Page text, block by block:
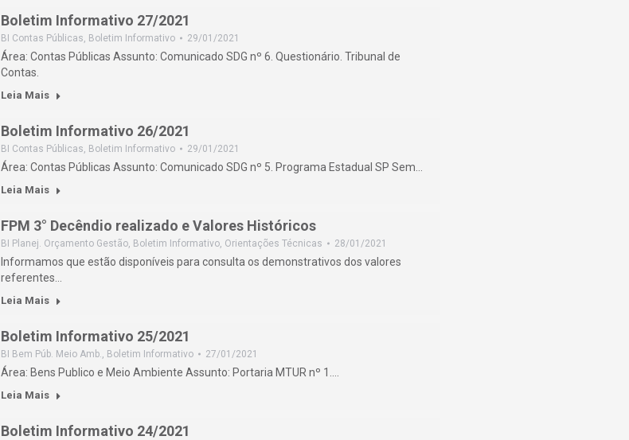
Boletim Informativo 27/2021
BI Contas Públicas, Boletim Informativo 29/01/2021
Área: Contas Públicas Assunto: Comunicado SDG nº 6. Questionário. Tribunal de
Contas.
Leia Mais
Boletim Informativo 26/2021
BI Contas Públicas, Boletim Informativo 29/01/2021
Área: Contas Públicas Assunto: Comunicado SDG nº 5. Programa Estadual SP Sem…
Leia Mais
FPM 3° Decêndio realizado e Valores Históricos
BI Planej. Orçamento Gestão, Boletim Informativo, Orientações Técnicas 28/01/2021
Informamos que estão disponíveis para consulta os demonstrativos dos valores
referentes…
Leia Mais
Boletim Informativo 25/2021
BI Bem Púb. Meio Amb., Boletim Informativo 27/01/2021
Área: Bens Publico e Meio Ambiente Assunto: Portaria MTUR nº 1.…
Leia Mais
Boletim Informativo 24/2021